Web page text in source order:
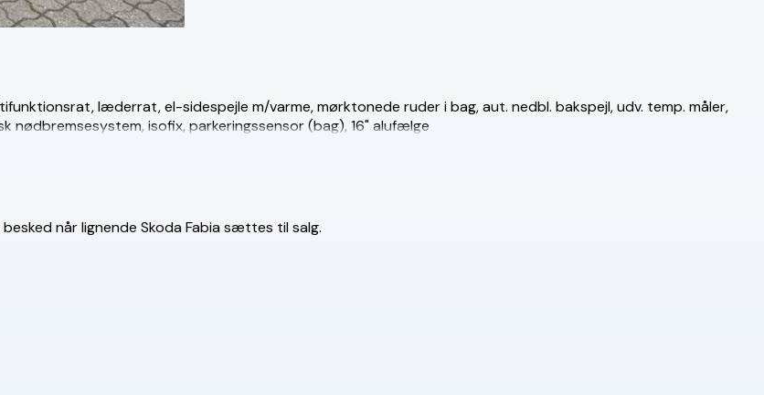
læderrat, el-sidespejle m/varme, mørktonede ruder i bag, aut. nedbl. bakspejl, udv. temp. måler,
isofix, parkeringssensor (bag), 16" alufælge
når lignende Skoda Fabia sættes til salg.